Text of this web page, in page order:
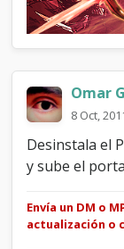
Omar
8 Oct,
Desinstala el
y sube el
Envía un DM o
actualización o